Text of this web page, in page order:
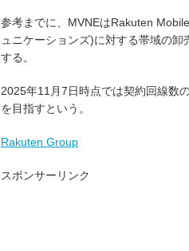
参考までに、MVNEはRakuten
ュニケーションズ)に対する帯域の
する。
2025年11月7日時点では契約回線数
を目指すという。
Rakuten Group
スポンサーリンク